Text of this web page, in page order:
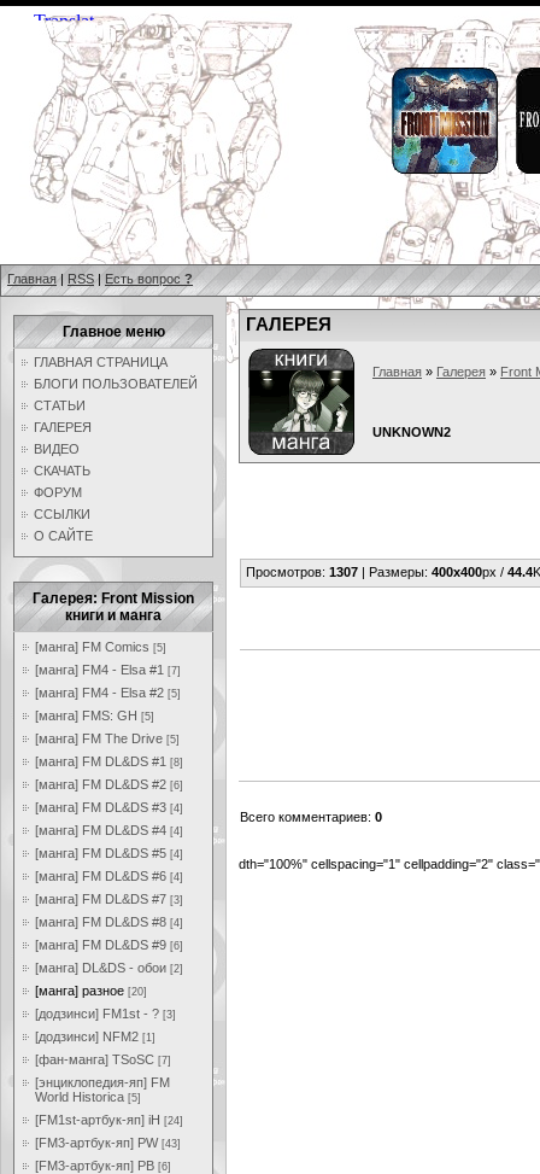
Главная | RSS | Есть вопрос ?
Главное меню
ГЛАВНАЯ СТРАНИЦА
БЛОГИ ПОЛЬЗОВАТЕЛЕЙ
СТАТЬИ
ГАЛЕРЕЯ
ВИДЕО
СКАЧАТЬ
ФОРУМ
ССЫЛКИ
О САЙТЕ
Галерея: Front Mission
книги и манга
[манга] FM Comics [5]
[манга] FM4 - Elsa #1 [7]
[манга] FM4 - Elsa #2 [5]
[манга] FMS: GH [5]
[манга] FM The Drive [5]
[манга] FM DL&DS #1 [8]
[манга] FM DL&DS #2 [6]
[манга] FM DL&DS #3 [4]
[манга] FM DL&DS #4 [4]
[манга] FM DL&DS #5 [4]
[манга] FM DL&DS #6 [4]
[манга] FM DL&DS #7 [3]
[манга] FM DL&DS #8 [4]
[манга] FM DL&DS #9 [6]
[манга] DL&DS - обои [2]
[манга] разное [20]
[додзинси] FM1st - ? [3]
[додзинси] NFM2 [1]
[фан-манга] TSoSC [7]
[энциклопедия-яп] FM
World Historica [5]
[FM1st-артбук-яп] iH [24]
[FM3-артбук-яп] PW [43]
[FM3-артбук-яп] PB [6]
ГАЛЕРЕЯ
Главная » Галерея » Front
UNKNOWN2
Просмотров: 1307 | Размеры: 400x400px / 44.4
Всего комментариев: 0
dth="100%" cellspacing="1" cellpadding="2"